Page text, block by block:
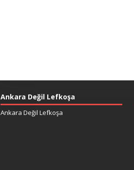
Ankara Değil Lefkoşa
Ankara Değil Lefkoşa